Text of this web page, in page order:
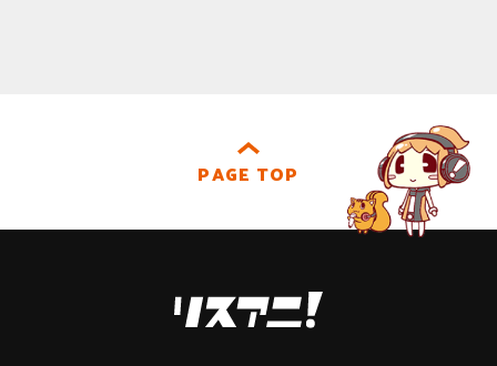
PAGE TOP